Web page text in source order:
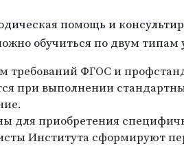
помощь и
обучиться по двум типам
требований ФГОС и
при выполнении
для приобретения
Института сформируют